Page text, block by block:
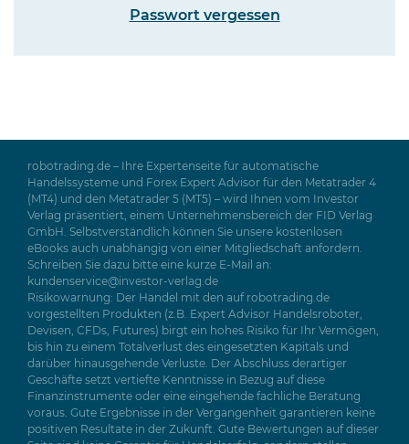
Passwort vergessen
robotrading.de – Ihre Expertenseite für automatische
Handelssysteme und Forex Expert Advisor für den Metatrader 4
(MT4) und den Metatrader 5 (MT5) – wird Ihnen vom Investor
Verlag präsentiert, einem Unternehmensbereich der FID Verlag
GmbH. Selbstverständlich können Sie unsere kostenlosen
eBooks auch unabhängig von einer Mitgliedschaft anfordern.
Schreiben Sie dazu bitte eine kurze E-Mail an:
kundenservice@investor-verlag.de
Risikowarnung: Der Handel mit den auf robotrading.de
vorgestellten Produkten (z.B. Expert Advisor Handelsroboter,
Devisen, CFDs, Futures) birgt ein hohes Risiko für Ihr Vermögen,
bis hin zu einem Totalverlust des eingesetzten Kapitals und
darüber hinausgehende Verluste. Der Abschluss derartiger
Geschäfte setzt vertiefte Kenntnisse in Bezug auf diese
Finanzinstrumente oder eine eingehende fachliche Beratung
voraus. Gute Ergebnisse in der Vergangenheit garantieren keine
positiven Resultate in der Zukunft. Gute Bewertungen auf dieser